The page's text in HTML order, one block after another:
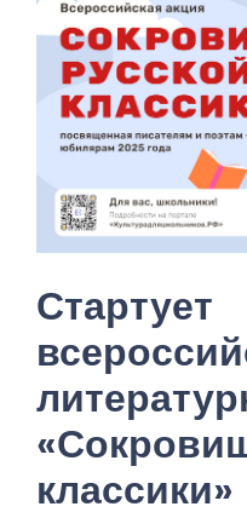
Стартует
классики»